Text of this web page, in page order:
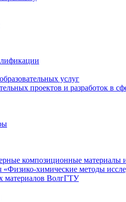
услуг
проектов и разработок в
композиционные материалы
«Физико-химические методы
материалов ВолгГТУ